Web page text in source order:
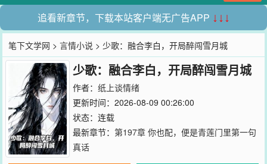
追看新章节，下载本站客户端无广告APP ↓↓↓
笔下文学网 >言情小说 > 少歌：融合李白，开局醉闯雪月城
少歌：融合李白，开局醉闯雪月城
作者： 纸上谈情绪
更新时间：2026-08-09 00:26:00
状态：连载
最新章节： 第197章 你也配，便是青莲门里第一句
真话